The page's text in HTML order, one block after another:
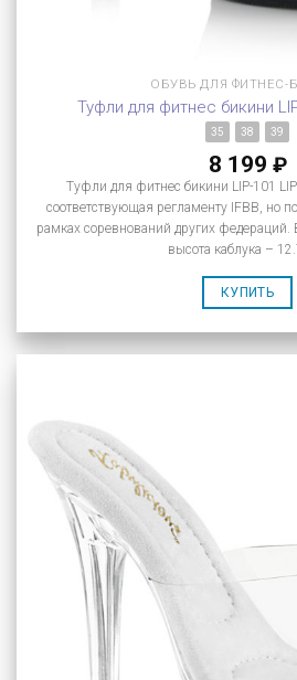
ОБУВЬ ДЛЯ ФИТНЕС-
Туфли для фитнес бикини
35 38 39
8 199 ₽
Туфли для фитнес бикини LIP-101
соответствующая регламенту IFBB, но
рамках соревнований других
высота каблука –
КУПИТЬ